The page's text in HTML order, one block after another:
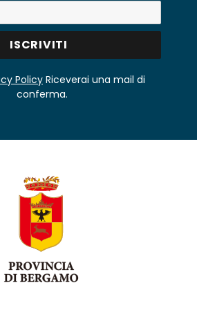
Policy Riceverai una mail di
conferma.